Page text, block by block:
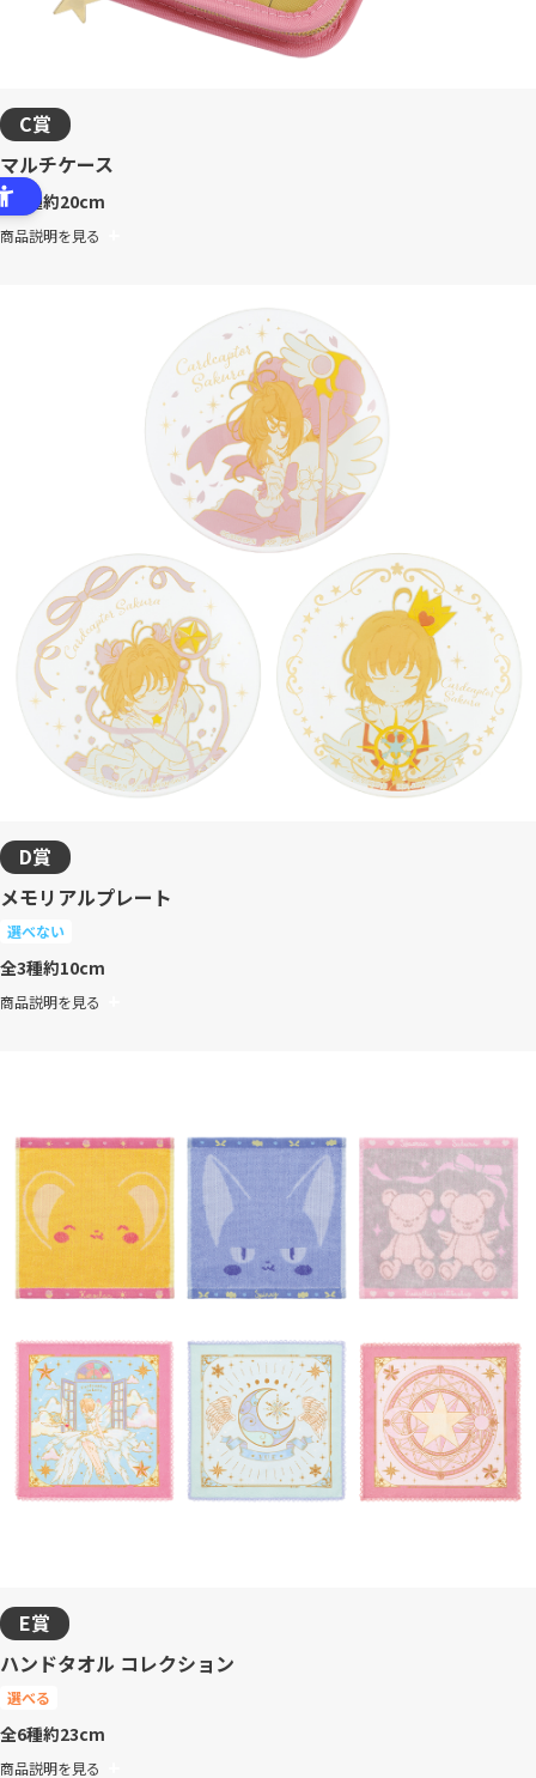
C賞
マルチケース
全1種約20cm
商品説明を見る
D賞
メモリアルプレート
選べない
全3種約10cm
商品説明を見る
E賞
ハンドタオル コレクション
選べる
全6種約23cm
商品説明を見る